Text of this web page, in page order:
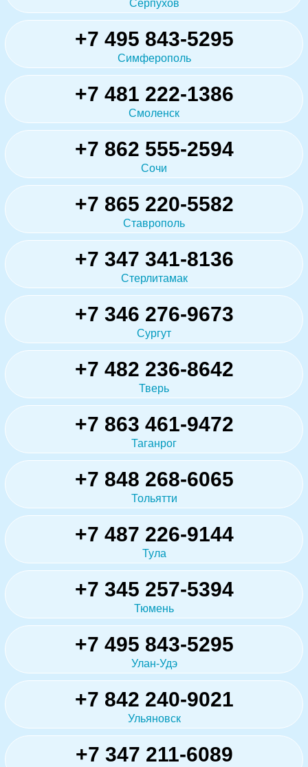
Серпухов
+7 495 843-5295
Симферополь
+7 481 222-1386
Смоленск
+7 862 555-2594
Сочи
+7 865 220-5582
Ставрополь
+7 347 341-8136
Стерлитамак
+7 346 276-9673
Сургут
+7 482 236-8642
Тверь
+7 863 461-9472
Таганрог
+7 848 268-6065
Тольятти
+7 487 226-9144
Тула
+7 345 257-5394
Тюмень
+7 495 843-5295
Улан-Удэ
+7 842 240-9021
Ульяновск
+7 347 211-6089